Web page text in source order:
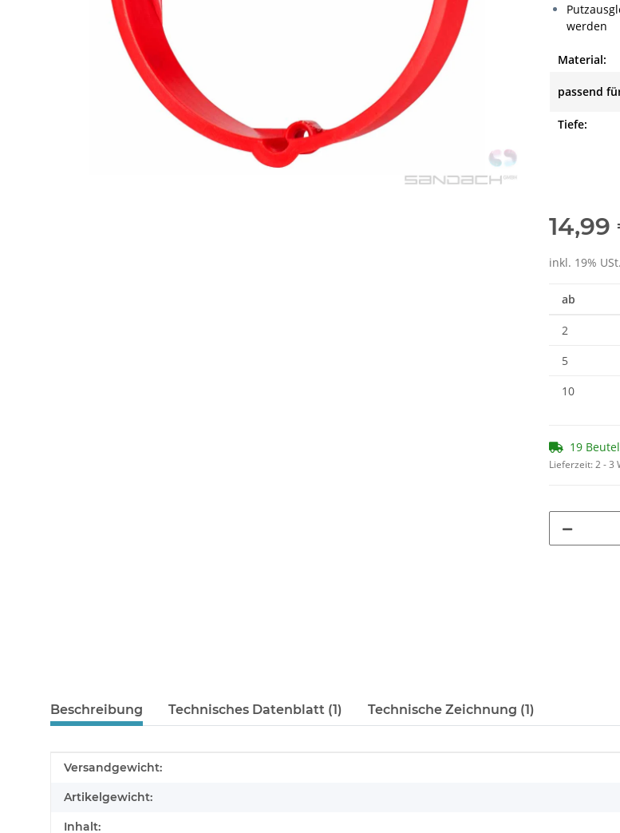
werden
Material:
passend
Tiefe:
14,99
inkl. 19%
ab
2
5
10
19
Lieferzeit:2 - 3
Beschreibung Technisches Datenblatt (1) Technische Zeichnung (1)
Produkteigenschaft
Wert
Versandgewicht:
Artikelgewicht:
Inhalt: